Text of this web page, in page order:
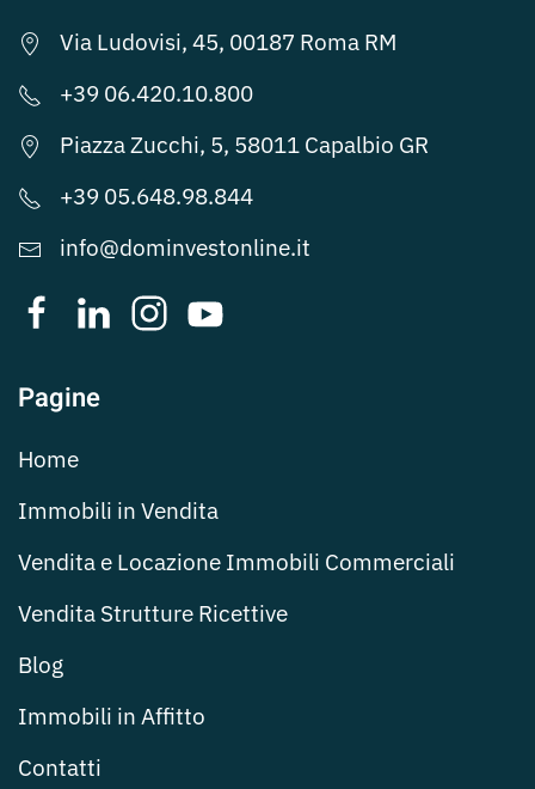
Via Ludovisi, 45, 00187 Roma RM
+39 06.420.10.800
Piazza Zucchi, 5, 58011 Capalbio GR
+39 05.648.98.844
info@dominvestonline.it
Pagine
Home
Immobili in Vendita
Vendita e Locazione Immobili Commerciali
Vendita Strutture Ricettive
Blog
Immobili in Affitto
Contatti